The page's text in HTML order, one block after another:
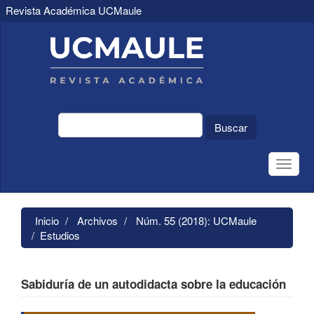
Revista Académica UCMaule
principal
Contenido
principal
Barra
Buscar
Toggle
Inicio Archivos
Núm. 55 (2018): UCMaule
Estudios
Sabiduría de un autodidacta sobre la educación